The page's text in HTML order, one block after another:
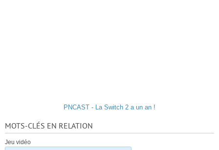
PNCAST - La Switch 2 a un an !
MOTS-CLÉS EN RELATION
Jeu vidéo